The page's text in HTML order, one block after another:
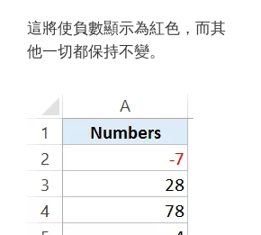
這將使負數顯示為紅色，而其
他一切都保持不變。